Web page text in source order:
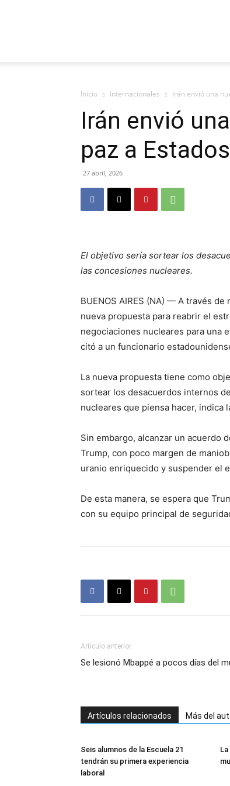
Inicio Internacionales Irán envió una
Irán envió
paz a
27 abril, 2026
El objetivo sería sortear los
las concesiones nucleares.
BUENOS AIRES (NA) — A través
nueva propuesta para reabrir el
negociaciones nucleares para una
citó a un funcionario
La nueva propuesta tiene como
sortear los desacuerdos internos
nucleares que piensa hacer, indica
Sin embargo, alcanzar un acuerdo
Trump, con poco margen de
uranio enriquecido y suspender el
De esta manera, se espera que
con su equipo principal de
Artículo anterior
Se lesionó Mbappé a pocos días del
Artículos relacionados Más del
Seis alumnos de la Escuela 21
tendrán su primera experiencia
laboral